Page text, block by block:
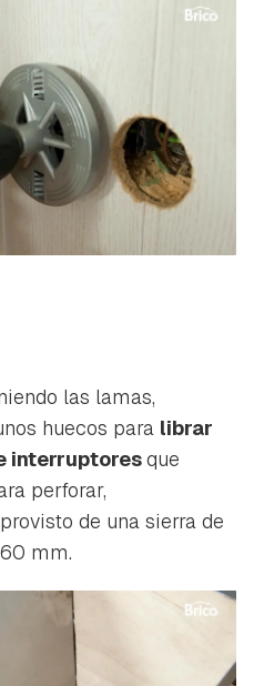
las lamas,
huecos para librar
interruptoresque
perforar,
de una sierra de
mm.